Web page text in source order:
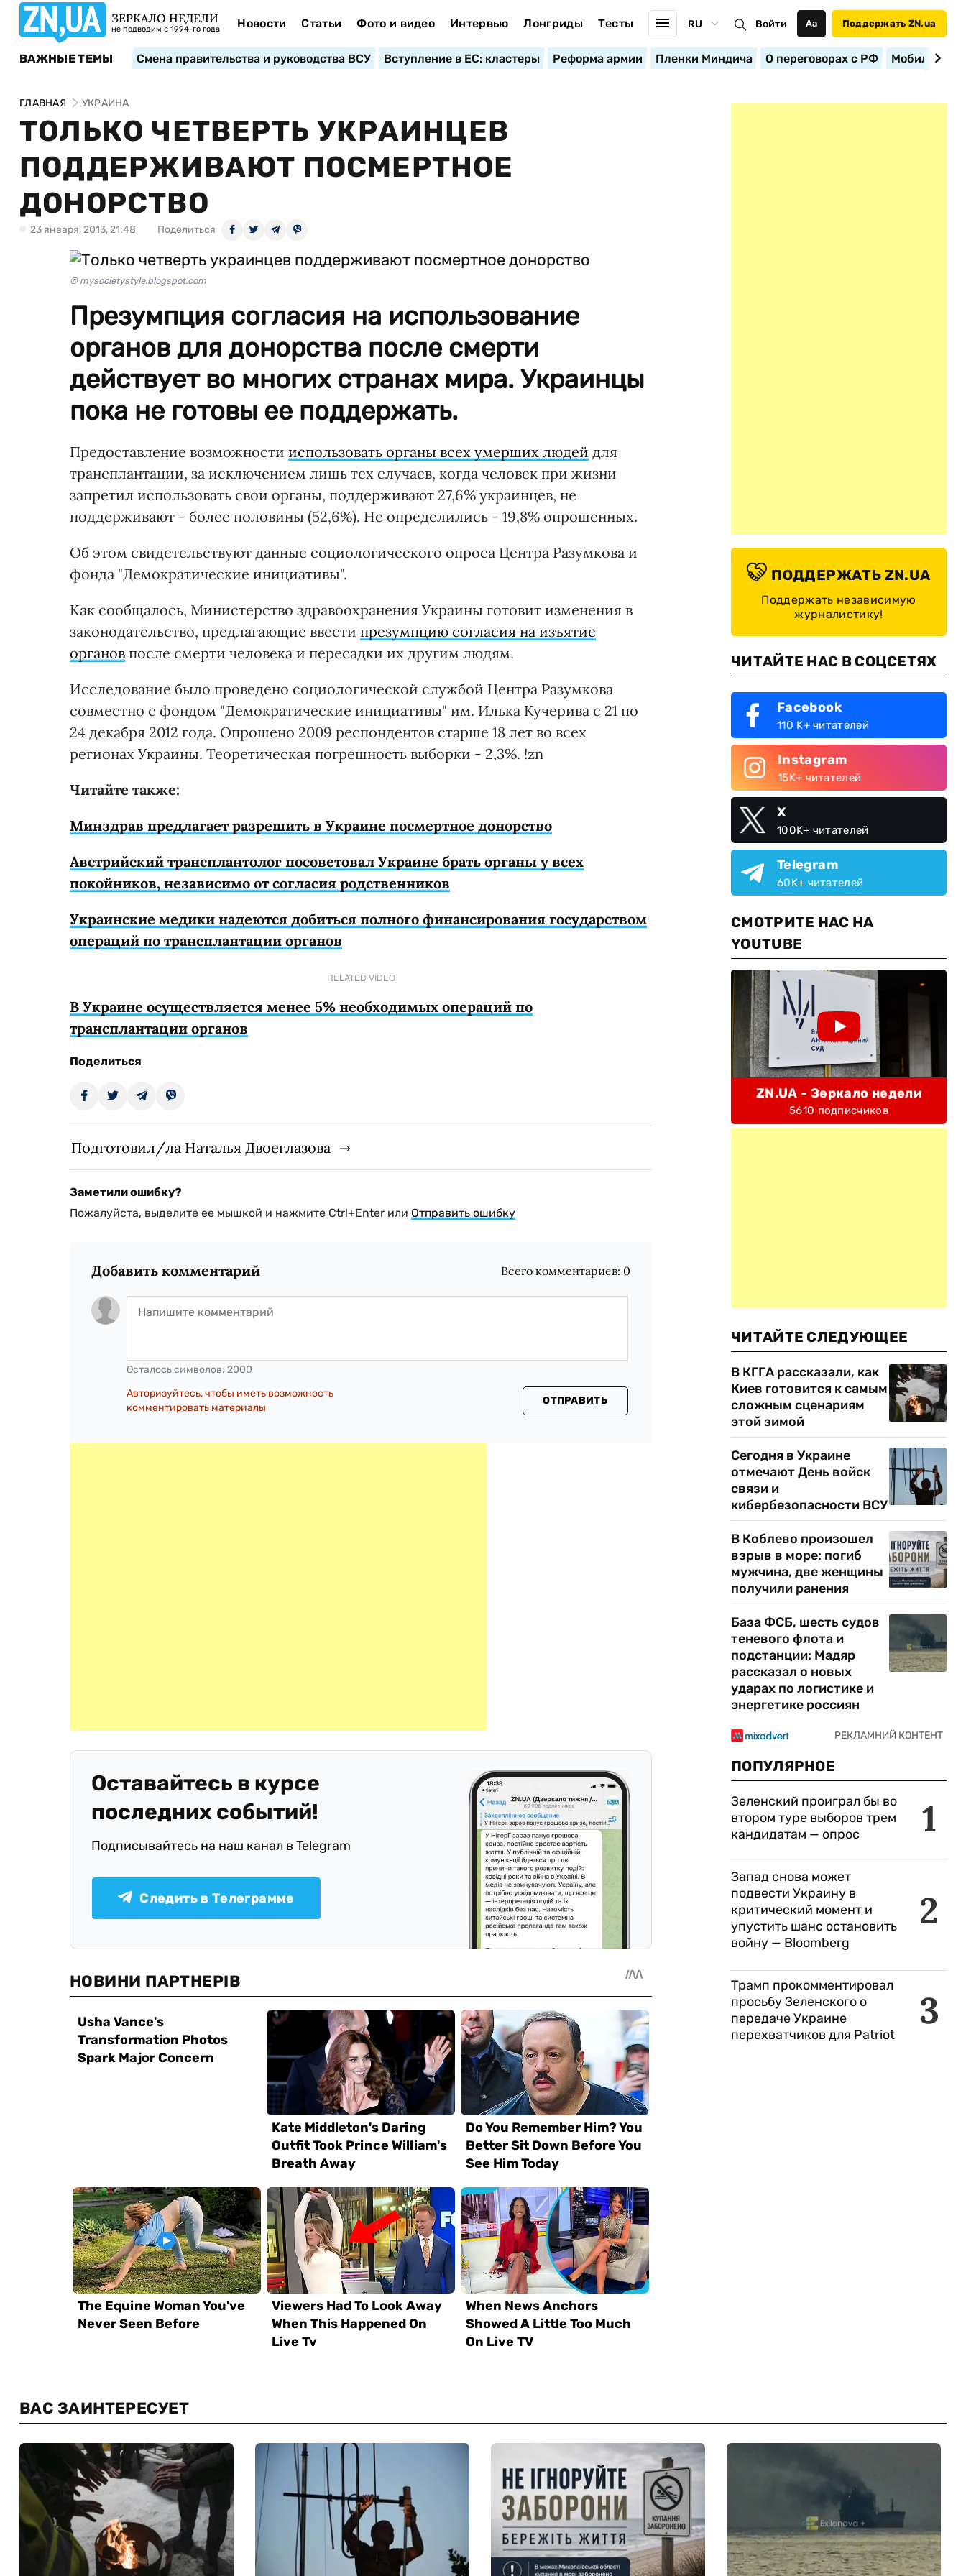
ЗЕРКАЛО НЕДЕЛИ
не подводим с 1994-го года Новости Статьи Фото и видео Интервью Лонгриды Тесты RU Войти Аа Поддержать ZN.ua
ВАЖНЫЕ ТЕМЫ Смена правительства и руководства ВСУ Вступление в ЕС: кластеры Реформа армии Пленки Миндича О переговорах с РФ
ГЛАВНАЯ УКРАИНА
ТОЛЬКО ЧЕТВЕРТЬ УКРАИНЦЕВ
ПОДДЕРЖИВАЮТ ПОСМЕРТНОЕ
ДОНОРСТВО
23 января, 2013, 21:48 Поделиться
© mysocietystyle.blogspot.com
Презумпция согласия на использование
органов для донорства после смерти
действует во многих странах мира. Украинцы
пока не готовы ее поддержать.
Предоставление возможности использовать органы всех умерших людей для
трансплантации, за исключением лишь тех случаев, когда человек при жизни
запретил использовать свои органы, поддерживают 27,6% украинцев, не
поддерживают - более половины (52,6%). Не определились - 19,8% опрошенных.
Об этом свидетельствуют данные социологического опроса Центра Разумкова и
фонда "Демократические инициативы".
Как сообщалось, Министерство здравоохранения Украины готовит изменения в
законодательство, предлагающие ввести презумпцию согласия на изъятие
органов после смерти человека и пересадки их другим людям.
Исследование было проведено социологической службой Центра Разумкова
совместно с фондом "Демократические инициативы" им. Илька Кучерива с 21 по
24 декабря 2012 года. Опрошено 2009 респондентов старше 18 лет во всех
регионах Украины. Теоретическая погрешность выборки - 2,3%. !zn
Читайте также:
Минздрав предлагает разрешить в Украине посмертное донорство
Австрийский трансплантолог посоветовал Украине брать органы у всех
покойников, независимо от согласия родственников
Украинские медики надеются добиться полного финансирования государством
операций по трансплантации органов
RELATED VIDEO
В Украине осуществляется менее 5% необходимых операций по
трансплантации органов
Поделиться
Подготовил/ла Наталья Двоеглазова
Заметили ошибку?
Пожалуйста, выделите ее мышкой и нажмите Ctrl+Enter или Отправить ошибку
Добавить комментарий Всего комментариев: 0
Осталось символов: 2000
Авторизуйтесь, чтобы иметь возможность
комментировать материалы
ОТПРАВИТЬ
Оставайтесь в курсе
последних событий!
Подписывайтесь на наш канал в Telegram
Следить в Телеграмме
ПОДДЕРЖАТЬ ZN.UA
Поддержать независимую
журналистику!
ЧИТАЙТЕ НАС В СОЦСЕТЯХ
Facebook
110 K+ читателей
Instagram
15K+ читателей
X
100K+ читателей
Telegram
60K+ читателей
СМОТРИТЕ НАС НА
YOUTUBE
ZN.UA - Зеркало недели
5610 подписчиков
ЧИТАЙТЕ СЛЕДУЮЩЕЕ
В КГГА рассказали, как
Киев готовится к самым
сложным сценариям
этой зимой
Сегодня в Украине
отмечают День войск
связи и
кибербезопасности ВСУ
В Коблево произошел
взрыв в море: погиб
мужчина, две женщины
получили ранения
База ФСБ, шесть судов
теневого флота и
подстанции: Мадяр
рассказал о новых
ударах по логистике и
энергетике россиян
ПОПУЛЯРНОЕ
1
Зеленский проиграл бы во
втором туре выборов трем
кандидатам — опрос
2
Запад снова может
подвести Украину в
критический момент и
упустить шанс остановить
войну — Bloomberg
3
Трамп прокомментировал
просьбу Зеленского о
передаче Украине
перехватчиков для Patriot
ВАС ЗАИНТЕРЕСУЕТ